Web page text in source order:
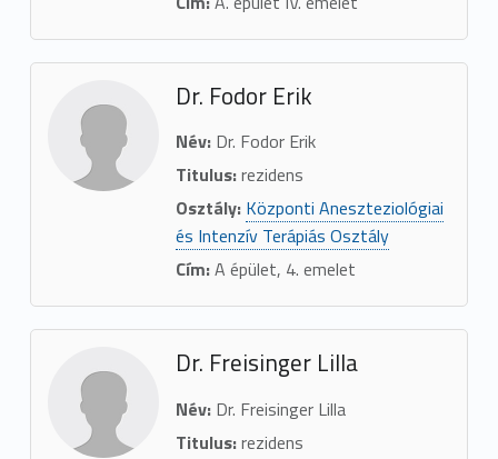
Dr. Fodor Erik
Név:Dr. Fodor Erik
Titulus:rezidens
Osztály: Központi Aneszteziológiai
és Intenzív Terápiás Osztály
Cím:A épület, 4. emelet
Dr. Freisinger Lilla
Név:Dr. Freisinger Lilla
Titulus:rezidens